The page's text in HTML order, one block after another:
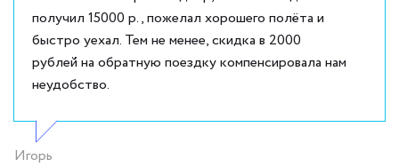
получил 15000 р., пожелал хорошего полёта и
быстро уехал. Тем не менее, скидка в 2000
рублей на обратную поездку компенсировала нам
неудобство.
Игорь